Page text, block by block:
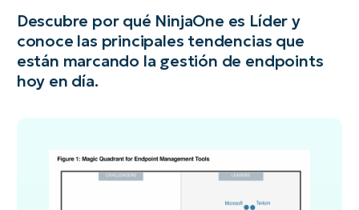
Descubre por qué NinjaOne es Líder y
conoce las principales tendencias que
están marcando la gestión de endpoints
hoy en día.